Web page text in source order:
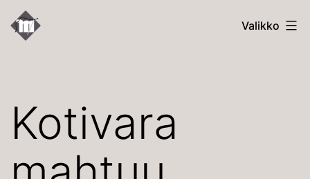
Siirry
sisältöön
Kallion
Valikko
Kotivara